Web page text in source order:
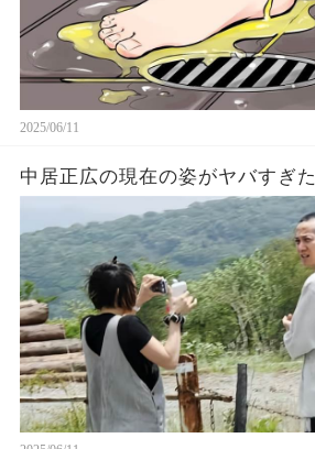
2025/06/11
中居正広の現在の姿がヤバすぎた